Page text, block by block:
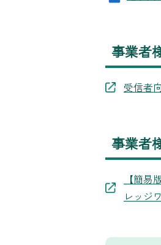
事業者
受信者
事業者
【簡
レッジ